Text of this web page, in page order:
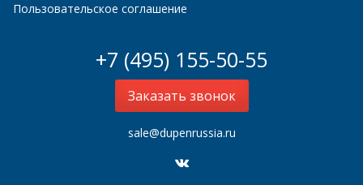
Пользовательское соглашение
+7 (495) 155-50-55
Заказать звонок
sale@dupenrussia.ru